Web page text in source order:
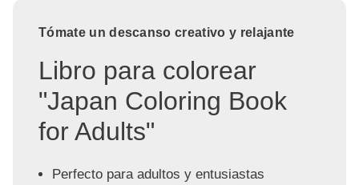
Tómate un descanso creativo y relajante
Libro para colorear
"Japan Coloring Book
for Adults"
Perfecto para adultos y entusiastas